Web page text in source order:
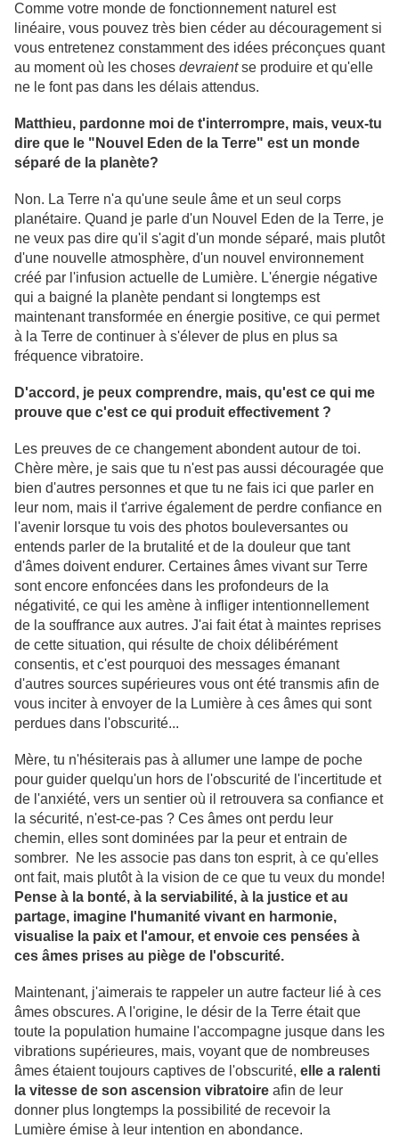
Comme votre monde de fonctionnement naturel est
linéaire, vous pouvez très bien céder au découragement si
vous entretenez constamment des idées préconçues quant
au moment où les choses devraientse produire et qu'elle
ne le font pas dans les délais attendus.
Matthieu, pardonne moi de t'interrompre, mais, veux-tu
dire que le "Nouvel Eden de la Terre" est un monde
séparé de la planète?
Non. La Terre n'a qu'une seule âme et un seul corps
planétaire. Quand je parle d'un Nouvel Eden de la Terre, je
ne veux pas dire qu'il s'agit d'un monde séparé, mais plutôt
d'une nouvelle atmosphère, d'un nouvel environnement
créé par l'infusion actuelle de Lumière. L'énergie négative
qui a baigné la planète pendant si longtemps est
maintenant transformée en énergie positive, ce qui permet
à la Terre de continuer à s'élever de plus en plus sa
fréquence vibratoire.
D'accord, je peux comprendre, mais, qu'est ce qui me
prouve que c'est ce qui produit effectivement ?
Les preuves de ce changement abondent autour de toi.
Chère mère, je sais que tu n'est pas aussi découragée que
bien d'autres personnes et que tu ne fais ici que parler en
leur nom, mais il t'arrive également de perdre confiance en
l'avenir lorsque tu vois des photos bouleversantes ou
entends parler de la brutalité et de la douleur que tant
d'âmes doivent endurer. Certaines âmes vivant sur Terre
sont encore enfoncées dans les profondeurs de la
négativité, ce qui les amène à infliger intentionnellement
de la souffrance aux autres. J'ai fait état à maintes reprises
de cette situation, qui résulte de choix délibérément
consentis, et c'est pourquoi des messages émanant
d'autres sources supérieures vous ont été transmis afin de
vous inciter à envoyer de la Lumière à ces âmes qui sont
perdues dans l'obscurité...
Mère, tu n'hésiterais pas à allumer une lampe de poche
pour guider quelqu'un hors de l'obscurité de l'incertitude et
de l'anxiété, vers un sentier où il retrouvera sa confiance et
la sécurité, n'est-ce-pas ? Ces âmes ont perdu leur
chemin, elles sont dominées par la peur et entrain de
sombrer. Ne les associe pas dans ton esprit, à ce qu'elles
ont fait, mais plutôt à la vision de ce que tu veux du monde!
Pense à la bonté, à la serviabilité, à la justice et au
partage, imagine l'humanité vivant en harmonie,
visualise la paix et l'amour, et envoie ces pensées à
ces âmes prises au piège de l'obscurité.
Maintenant, j'aimerais te rappeler un autre facteur lié à ces
âmes obscures. A l'origine, le désir de la Terre était que
toute la population humaine l'accompagne jusque dans les
vibrations supérieures, mais, voyant que de nombreuses
âmes étaient toujours captives de l'obscurité, elle a ralenti
la vitesse de son ascension vibratoire afin de leur
donner plus longtemps la possibilité de recevoir la
Lumière émise à leur intention en abondance.